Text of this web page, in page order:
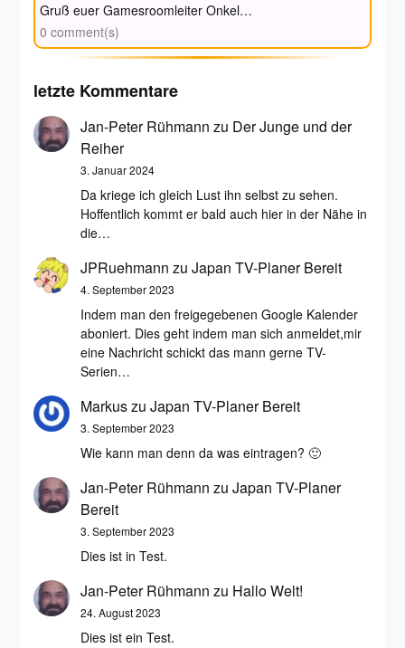
Gruß euer Gamesroomleiter Onkel…
0 comment(s)
letzte Kommentare
Jan-Peter Rühmann zu Der Junge und der
Reiher
3. Januar 2024
Da kriege ich gleich Lust ihn selbst zu sehen.
Hoffentlich kommt er bald auch hier in der Nähe in
die…
JPRuehmann zuJapan TV-Planer Bereit
4. September 2023
Indem man den freigegebenen Google Kalender
aboniert. Dies geht indem man sich anmeldet,mir
eine Nachricht schickt das mann gerne TV-
Serien…
MarkuszuJapan TV-Planer Bereit
3. September 2023
Wie kann man denn da was eintragen? 🙂
Jan-Peter Rühmann zuJapan TV-Planer
Bereit
3. September 2023
Dies ist in Test.
Jan-Peter Rühmann zu Hallo Welt!
24. August 2023
Dies ist ein Test.